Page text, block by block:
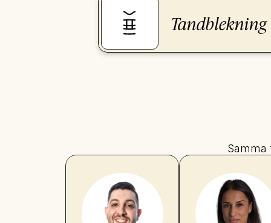
Tandblekning
Samma